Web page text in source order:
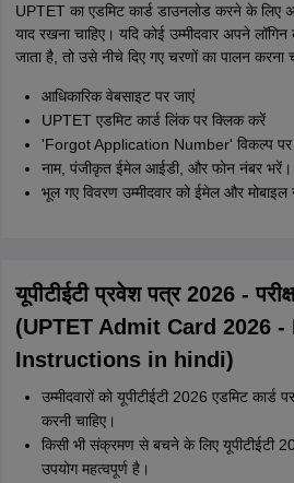
UPTET का एडमिट कार्ड डाउनलोड करने के लिए
याद रखना चाहिए। यदि कोई उम्मीदवार अपने
जाता है, तो उसे नीचे दिए गए चरणों का पालन करना
आधिकारिक वेबसाइट पर जाएं
UPTET एडमिट कार्ड लिंक पर क्लिक करें
'Forgot Application Number' विकल्प
नाम, पंजीकृत ईमेल आईडी, और फोन नंबर भरें।
भूल गए विवरण उम्मीदवार को ईमेल और
यूपीटीईटी प्रवेश पत्र 2026 -
(UPTET Admit Card 2026 -
Instructions in hindi)
उम्मीदवारों को यूपीटीईटी 2026 एडमिट कार्ड
करनी चाहिए।
किसी भी संक्रमण से बचने के लिए यूपीटीईटी
उपयोग महत्वपूर्ण है।